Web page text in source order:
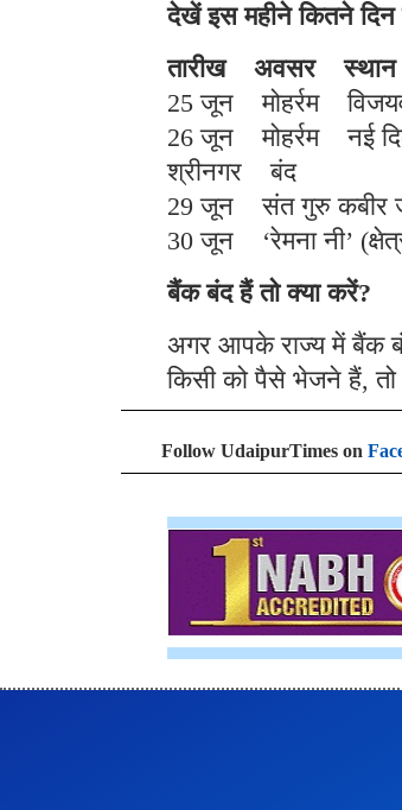
देखें इस महीने कितने
तारीख अवसर
25 जून मोहर्रम
26 जून मोहर्रम नई
श्रीनगर बंद
29 जून संत गुरु कबीर
30 जून ‘रेमना नी’
बैंक बंद हैं तो क्या करें?
अगर आपके राज्य में बैंक
किसी को पैसे भेजने हैं,
Follow UdaipurTimes on